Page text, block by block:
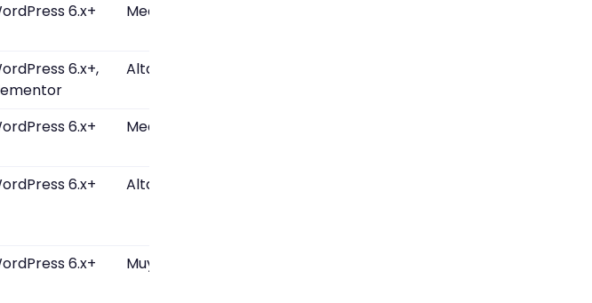
6.x+ Media
6.x+,
Alta
6.x+ Media
6.x+ Alta
6.x+ Muy fácil